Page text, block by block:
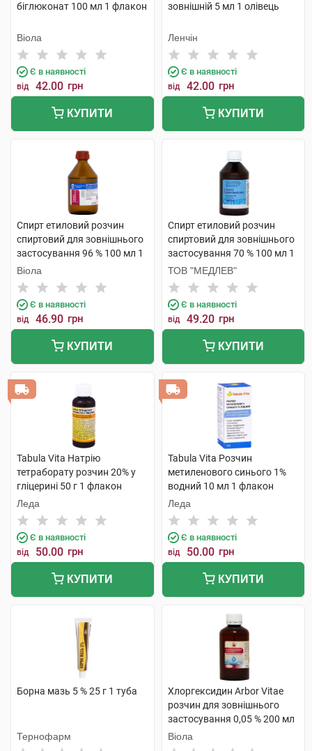
біглюконат 100 мл 1 флакон
Віола
Є в наявності
від 42.00 грн
КУПИТИ
зовнішній 5 мл 1 олівець
Ленчін
Є в наявності
від 42.00 грн
КУПИТИ
Спирт етиловий розчин
спиртовий для зовнішнього
застосування 96 % 100 мл 1
флакон скляний
Віола
Є в наявності
від 46.90 грн
КУПИТИ
Спирт етиловий розчин
спиртовий для зовнішнього
застосування 70 % 100 мл 1
флакон
ТОВ "МЕДЛЕВ"
Є в наявності
від 49.20 грн
КУПИТИ
Tabula Vita Натрію
тетраборату розчин 20% у
гліцерині 50 г 1 флакон
Леда
Є в наявності
від 50.00 грн
КУПИТИ
Tabula Vita Розчин
метиленового синього 1%
водний 10 мл 1 флакон
Леда
Є в наявності
від 50.00 грн
КУПИТИ
Борна мазь 5 % 25 г 1 туба
Тернофарм
Хлоргексидин Arbor Vitae
розчин для зовнішнього
застосування 0,05 % 200 мл
1 флакон
Віола